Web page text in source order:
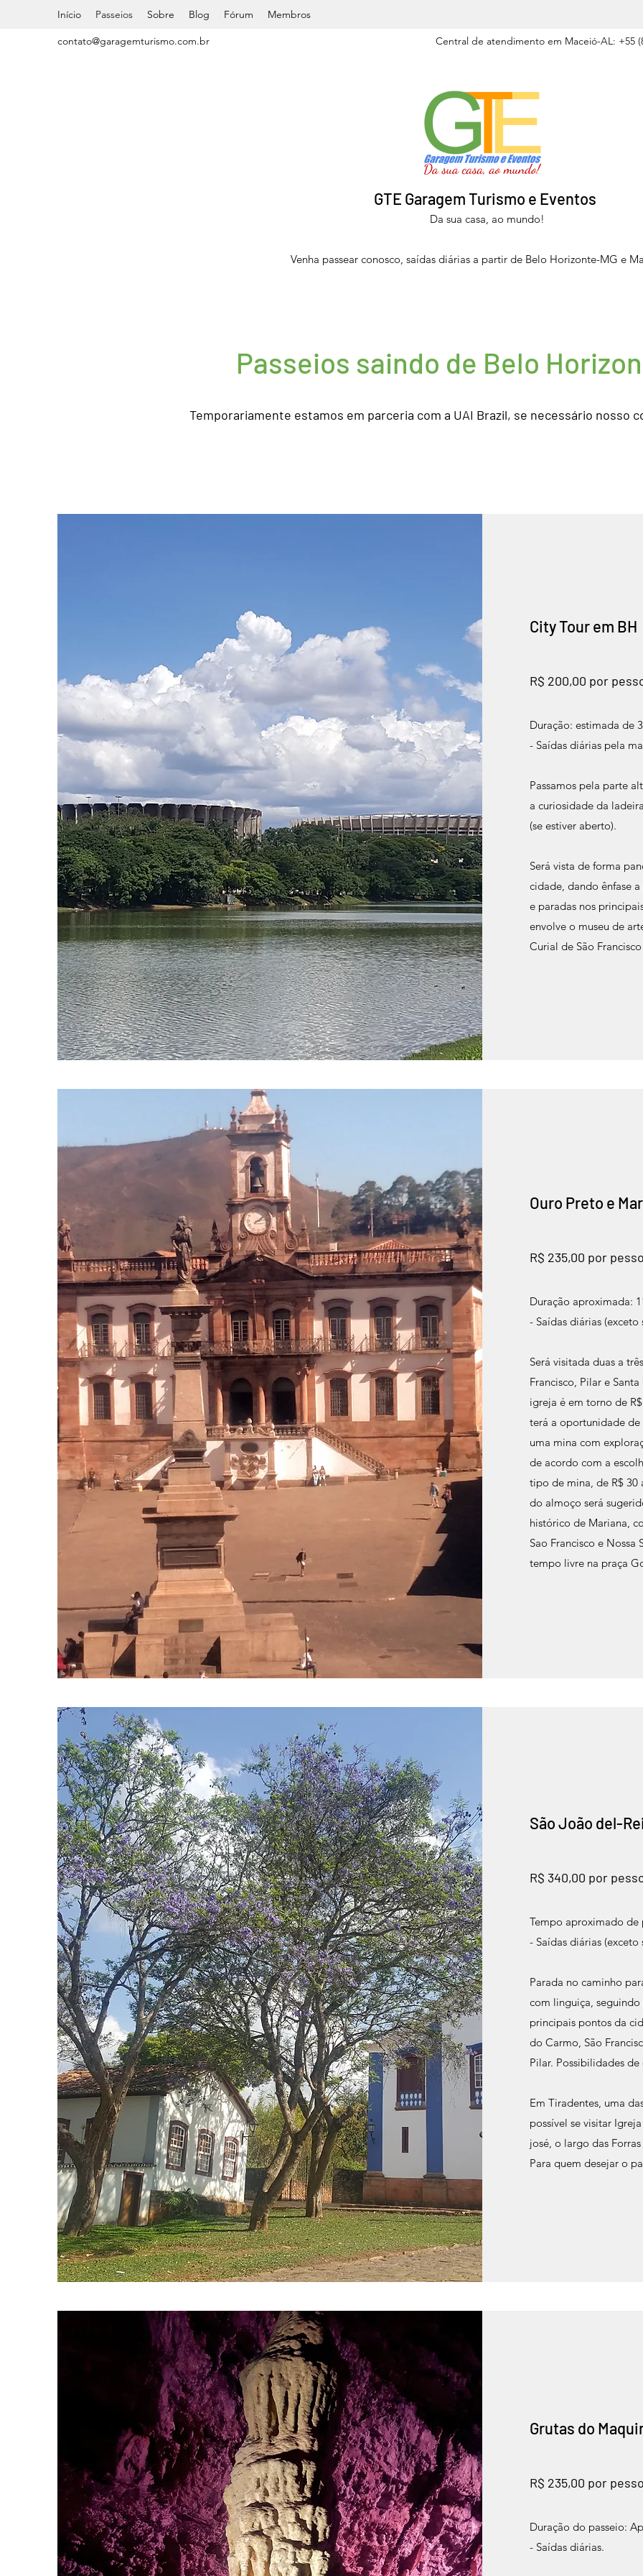
Início Passeios Sobre Blog Fórum Membros
contato@garagemturismo.com.br Central de atendimento em Maceió-AL: +55
GTE Garagem Turismo e Eventos
Da sua casa, ao mundo!
Venha passear conosco, saídas diárias a partir de Belo Horizonte-MG e
Passeios saindo de Belo
Temporariamente estamos em parceria com a UAI Brazil, se necessário nosso
City Tour em BH
R$ 200,00 por
Duração: estimada de
- Saídas diárias pela
Passamos pela parte
a curiosidade da
(se estiver aberto).
Será vista de forma
cidade, dando ênfase
e paradas nos
envolve o museu de
Curial de São
Ouro Preto e
R$ 235,00 por
Duração aproximada:
- Saídas diárias (exceto
Será visitada duas a
Francisco, Pilar e
igreja é em torno de
terá a oportunidade
uma mina com
de acordo com a
tipo de mina, de R$ 30
do almoço será
histórico de Mariana,
Sao Francisco e
tempo livre na praça
São João del-
R$ 340,00 por
Tempo aproximado de
- Saídas diárias (exceto
Parada no caminho
com linguiça,
principais pontos da
do Carmo, São
Pilar. Possibilidades
Em Tiradentes, uma
possível se visitar
josé, o largo das
Para quem desejar o
Grutas do
R$ 235,00 por
Duração do passeio:
- Saídas diárias.